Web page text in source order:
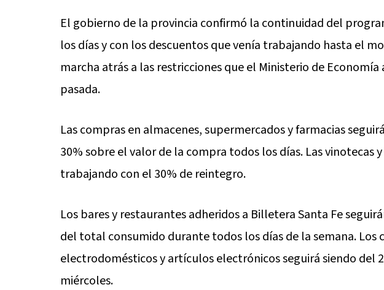
El gobierno de la provincia confirmó la continuidad del
los días y con los descuentos que venía trabajando hasta el
marcha atrás a las restricciones que el Ministerio de Economía
pasada.
Las compras en almacenes, supermercados y farmacias
30% sobre el valor de la compra todos los días. Las vinotecas
trabajando con el 30% de reintegro.
Los bares y restaurantes adheridos a Billetera Santa Fe
del total consumido durante todos los días de la semana. Los
electrodomésticos y artículos electrónicos seguirá siendo del
miércoles.